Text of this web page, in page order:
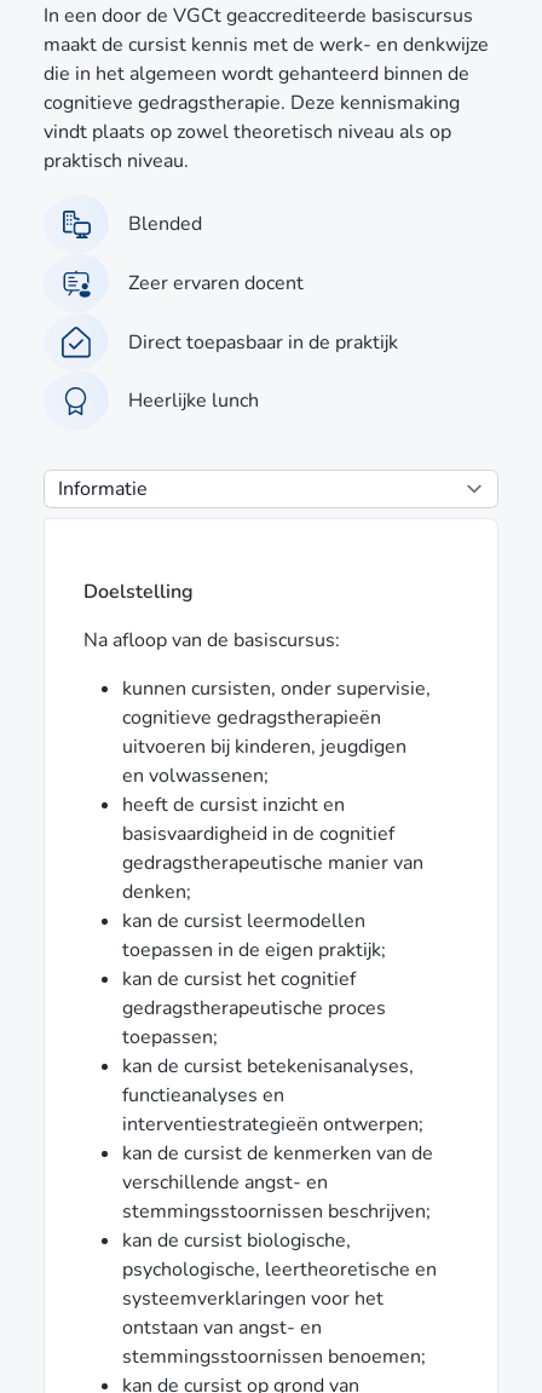
In een door de VGCt geaccrediteerde basiscursus
maakt de cursist kennis met de werk- en denkwijze
die in het algemeen wordt gehanteerd binnen de
cognitieve gedragstherapie. Deze kennismaking
vindt plaats op zowel theoretisch niveau als op
praktisch niveau.
Blended
Zeer ervaren docent
Direct toepasbaar in de praktijk
Heerlijke lunch
Doelstelling
Na afloop van de basiscursus:
kunnen cursisten, onder supervisie,
cognitieve gedragstherapieën
uitvoeren bij kinderen, jeugdigen
en volwassenen;
heeft de cursist inzicht en
basisvaardigheid in de cognitief
gedragstherapeutische manier van
denken;
kan de cursist leermodellen
toepassen in de eigen praktijk;
kan de cursist het cognitief
gedragstherapeutische proces
toepassen;
kan de cursist betekenisanalyses,
functieanalyses en
interventiestrategieën ontwerpen;
kan de cursist de kenmerken van de
verschillende angst- en
stemmingsstoornissen beschrijven;
kan de cursist biologische,
psychologische, leertheoretische en
systeemverklaringen voor het
ontstaan van angst- en
stemmingsstoornissen benoemen;
kan de cursist op grond van